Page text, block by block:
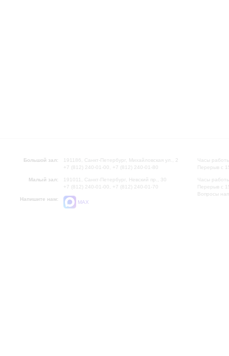
Большой зал:
191186, Санкт-Петербург, Михайловская ул., 2
+7 (812) 240-01-00, +7 (812) 240-01-80
Малый зал:
191011, Санкт-Петербург, Невский пр., 30
+7 (812) 240-01-00, +7 (812) 240-01-70
Напишите нам:
MAX
Часы
Перерыв с
Часы
Перерыв с
Вопросы